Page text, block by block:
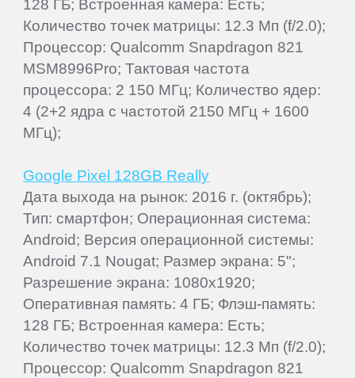
128 ГБ; Встроенная камера: Есть;
Количество точек матрицы: 12.3 Мп (f/2.0);
Процессор: Qualcomm Snapdragon 821
MSM8996Pro; Тактовая частота
процессора: 2 150 МГц; Количество ядер:
4 (2+2 ядра с частотой 2150 МГц + 1600
МГц);
Google Pixel 128GB Really
Дата выхода на рынок: 2016 г. (октябрь);
Тип: смартфон; Операционная система:
Android; Версия операционной системы:
Android 7.1 Nougat; Размер экрана: 5";
Разрешение экрана: 1080x1920;
Оперативная память: 4 ГБ; Флэш-память:
128 ГБ; Встроенная камера: Есть;
Количество точек матрицы: 12.3 Мп (f/2.0);
Процессор: Qualcomm Snapdragon 821